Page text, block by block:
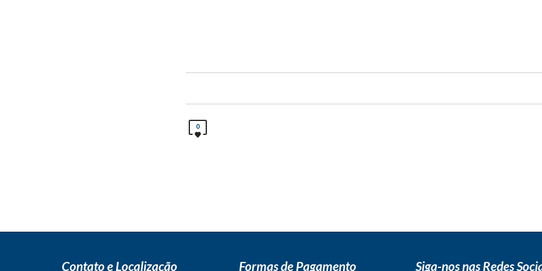
0
Contato e Localização Formas de Pagamento Siga-nos nas Redes